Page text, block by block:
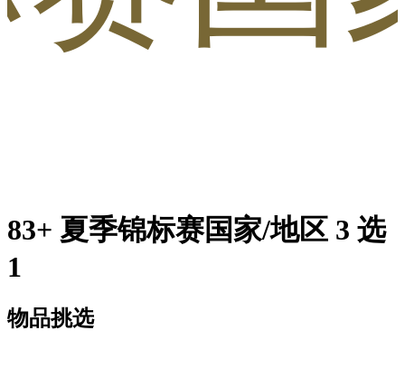
83+ 夏季锦标赛国家/地区 3 选
1
物品挑选